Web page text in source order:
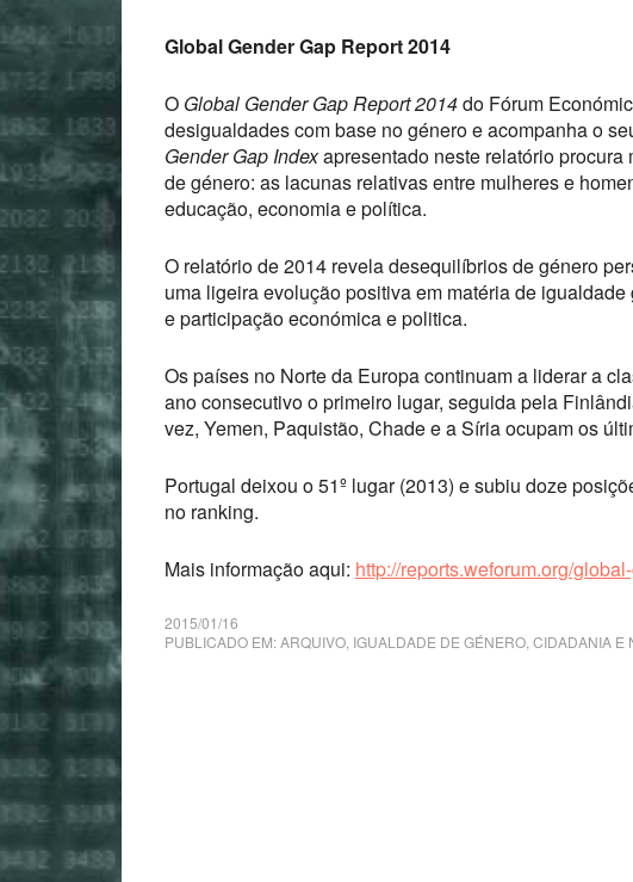
Global Gender Gap Report 2014
O Global Gender Gap Report 2014do Fórum
desigualdades com base no género e acompanha o
Gender Gap Indexapresentado neste relatório procura
de género: as lacunas relativas entre mulheres e
educação, economia e política.
O relatório de 2014 revela desequilíbrios de género
uma ligeira evolução positiva em matéria de
e participação económica e politica.
Os países no Norte da Europa continuam a liderar a
ano consecutivo o primeiro lugar, seguida pela
vez, Yemen, Paquistão, Chade e a Síria ocupam os
Portugal deixou o 51º lugar (2013) e subiu doze
no ranking.
Mais informação aqui: http://reports.weforum.org/
2015/01/16
PUBLICADO EM:ARQUIVO IGUALDADE DE GÉNERO, CIDADANIA E